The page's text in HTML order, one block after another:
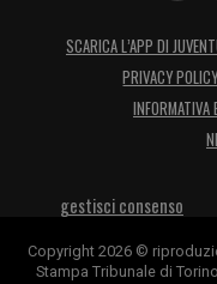
SCARICA L’APP DI
PRIVACY
INFORMATIVA
gestisci consenso
Copyright 2026 ©
Stampa Tribunale di